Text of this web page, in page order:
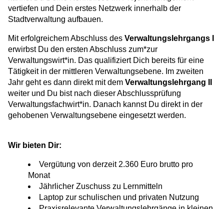
vertiefen und Dein erstes Netzwerk innerhalb der
Stadtverwaltung aufbauen.
Mit erfolgreichem Abschluss des Verwaltungslehrgangs I
erwirbst Du den ersten Abschluss zum*zur
Verwaltungswirt*in. Das qualifiziert Dich bereits für eine
Tätigkeit in der mittleren Verwaltungsebene. Im zweiten
Jahr geht es dann direkt mit dem Verwaltungslehrgang II
weiter und Du bist nach dieser Abschlussprüfung
Verwaltungsfachwirt*in. Danach kannst Du direkt in der
gehobenen Verwaltungsebene eingesetzt werden.
Wir bieten Dir:
Vergütung von derzeit 2.360 Euro brutto pro
Monat
Jährlicher Zuschuss zu Lernmitteln
Laptop zur schulischen und privaten Nutzung